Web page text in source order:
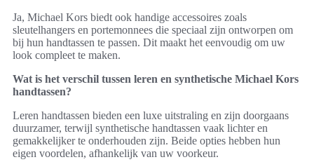
Ja, Michael Kors biedt ook handige accessoires zoals
sleutelhangers en portemonnees die speciaal zijn ontworpen om
bij hun handtassen te passen. Dit maakt het eenvoudig om uw
look compleet te maken.
Wat is het verschil tussen leren en synthetische Michael Kors
handtassen?
Leren handtassen bieden een luxe uitstraling en zijn doorgaans
duurzamer, terwijl synthetische handtassen vaak lichter en
gemakkelijker te onderhouden zijn. Beide opties hebben hun
eigen voordelen, afhankelijk van uw voorkeur.